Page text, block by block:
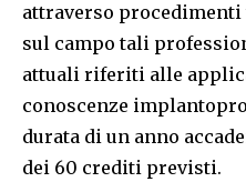
attraverso
sul campo tali
attuali riferiti alle
conoscenze
durata di un anno
dei 60 crediti previsti.